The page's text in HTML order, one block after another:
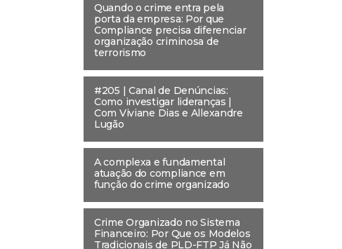
Quando o crime entra pela
porta da empresa: Por que
Compliance precisa diferenciar
organização criminosa de
terrorismo
#205 | Canal de Denúncias:
Como investigar lideranças |
Com Viviane Dias e Allexandre
Lugão
A complexa e fundamental
atuação do compliance em
função do crime organizado
Crime Organizado no Sistema
Financeiro: Por Que os Modelos
Tradicionais de PLD-FTP Já Não